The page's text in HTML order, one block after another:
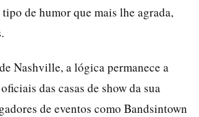
de humor que mais lhe agrada,
Nashville, a lógica permanece a
das casas de show da sua
de eventos como Bandsintown